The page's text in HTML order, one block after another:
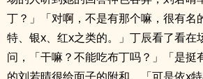
丁？」「对啊，不是有那个嘛，很有名
特、银x、红x之类的。」丁辰看了看在
问，「干嘛？不能吃布丁吗？」「是挺